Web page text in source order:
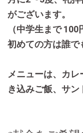
がございます。
（中学生まで
初めての方は誰で
メニューは、カ
き込みご飯、サン